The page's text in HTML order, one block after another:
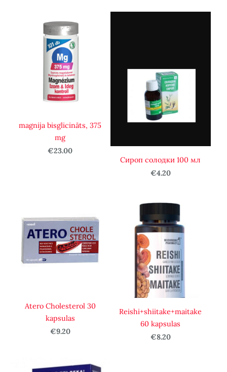
magnija bisglicināts, 375
mg
€23.00
Сироп солодки 100 мл
€4.20
Atero Cholesterol 30
kapsulas
€9.20
Reishi+shiitake+maitake
60 kapsulas
€8.20